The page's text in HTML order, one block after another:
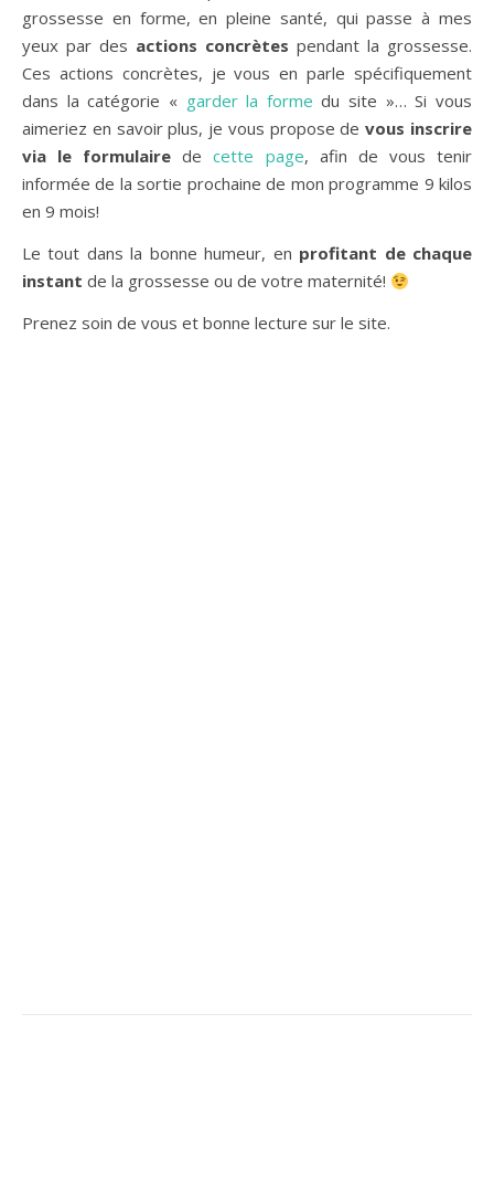
grossesse en forme, en pleine santé, qui passe à mes
yeux par des actions concrètes pendant la grossesse.
Ces actions concrètes, je vous en parle spécifiquement
dans la catégorie « garder la forme du site »… Si vous
aimeriez en savoir plus, je vous propose devous inscrire
via le formulaire decette page, afin de vous tenir
informée de la sortie prochaine de mon programme 9 kilos
en 9 mois!
Le tout dans la bonne humeur, en profitant de chaque
instant de la grossesse ou de votre maternité!
Prenez soin de vous et bonne lecture sur le site.